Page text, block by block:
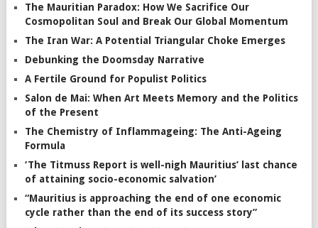
The Mauritian Paradox: How We Sacrifice Our
Cosmopolitan Soul and Break Our Global Momentum
The Iran War: A Potential Triangular Choke Emerges
Debunking the Doomsday Narrative
A Fertile Ground for Populist Politics
Salon de Mai: When Art Meets Memory and the Politics
of the Present
The Chemistry of Inflammageing: The Anti-Ageing
Formula
‘The Titmuss Report is well-nigh Mauritius’ last chance
of attaining socio-economic salvation’
“Mauritius is approaching the end of one economic
cycle rather than the end of its success story”